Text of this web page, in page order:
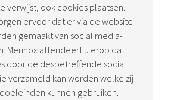
verwijst, ook cookies plaatsen.
ervoor dat er via de website
gemaakt van social media-
Merinox attendeert u erop dat
door de desbetreffende social
verzameld kan worden welke zij
kunnen gebruiken.